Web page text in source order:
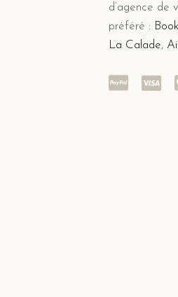
d’agence de
préféré :
La Calade,